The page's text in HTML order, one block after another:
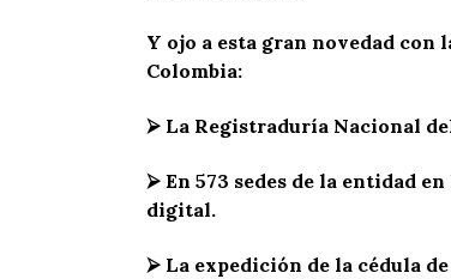
Y ojo a esta gran novedad con
Colombia:
⮚ La Registraduría Nacional
⮚ En 573 sedes de la entidad
digital.
⮚ La expedición de la cédula